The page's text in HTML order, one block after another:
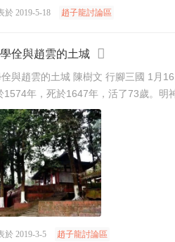
於 2019-5-18 趙子龍討論區
佺與趙雲的土城
而非山上，與清代記載土城完全不同，這是怎麼回事，曹學佺的說法正確還是清代記載正
於 2019-3-5 趙子龍討論區